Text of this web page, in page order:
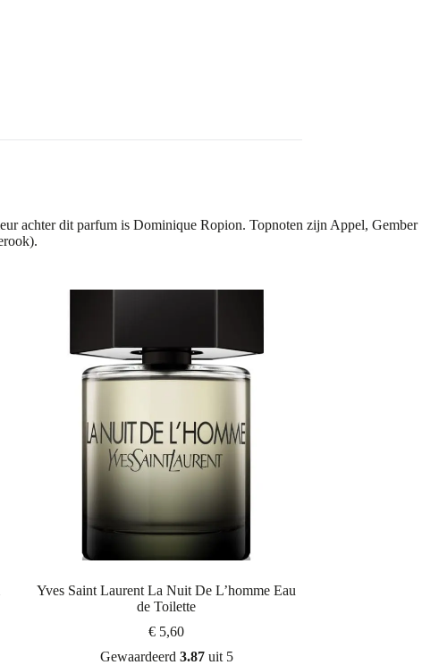
achter dit parfum is Dominique Ropion. Topnoten zijn Appel, Gember
Yves Saint Laurent La Nuit De L’homme Eau
de Toilette
€ 5,60
Gewaardeerd 3.87uit 5